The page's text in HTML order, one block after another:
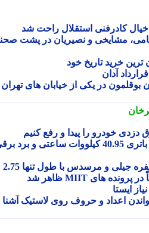
کادرفنی استقلال راحت شد
مشایخی و نصیریان در پشت صحنه
خرید تاریخ خود
آدان
در یکی از خیابان های تهران
خودرو را پیدا و رفع کنیم
نیسان NX7 پلاگین هیبرید با باتری 40.95 کیلووات ساعتی و برد برقی
Smart #2؛ میکرو-برقی دو نفره جیلی و مرسدس با طول تنها 2.75
اعداد و حروف روی لاستیک آشنا